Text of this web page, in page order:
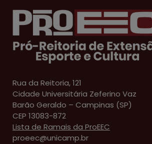
Rua da Reitoria, 121
Cidade Universitária Zeferino Vaz
Barão Geraldo – Campinas (SP)
CEP 13083-872
Lista de Ramais da ProEEC
proeec@unicamp.br